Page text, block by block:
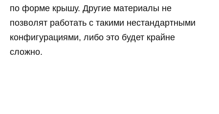
по форме крышу. Другие материалы не
позволят работать с такими нестандартными
конфигурациями, либо это будет крайне
сложно.